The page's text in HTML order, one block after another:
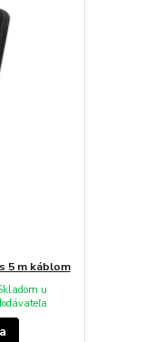
5 m káblom
u